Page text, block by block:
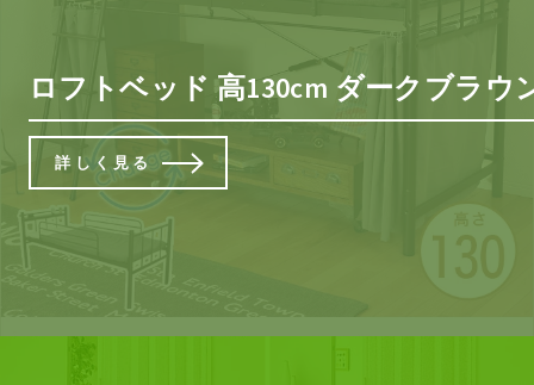
ロフトベッド 高130cm ダークブラ
詳しく見る